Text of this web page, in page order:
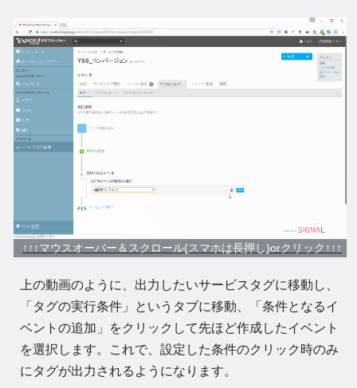
↑↑↑マウスオーバー＆スクロール(スマホは長押し)orクリック↑↑↑
上の動画のように、出力したいサービスタグに移動し、
「タグの実行条件」というタブに移動、「条件となるイ
ベントの追加」をクリックして先ほど作成したイベント
を選択します。これで、設定した条件のクリック時のみ
にタグが出力されるようになります。